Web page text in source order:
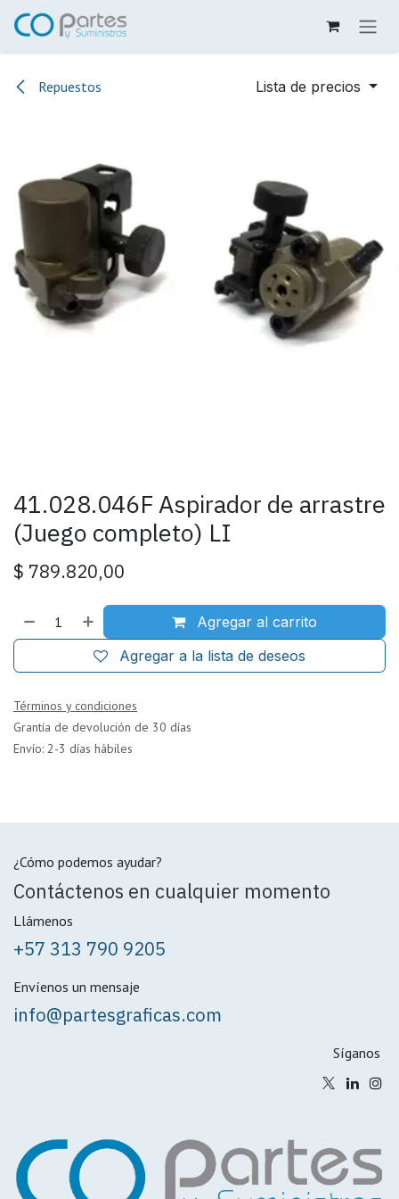
Ir al contenido
Repuestos Lista de precios
41.028.046F Aspirador de arrastre
(Juego completo) LI
$ 789.820,00
Agregar al carrito
Agregar a la lista de deseos
Términos y condiciones
Grantía de devolución de 30 días
Envío: 2-3 días hábiles
¿Cómo podemos ayudar?
Contáctenos en cualquier momento
Llámenos
+57 313 790 9205
Envíenos un mensaje
info@partesgraficas.com
Síganos